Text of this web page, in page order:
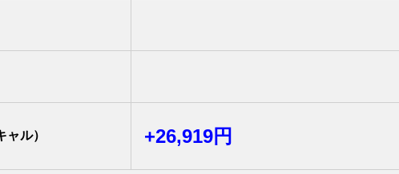
ル） +26,919円